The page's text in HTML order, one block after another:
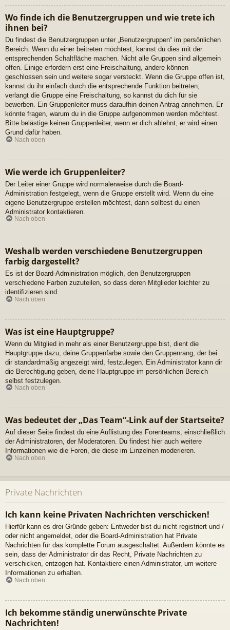
Wo finde ich die Benutzergruppen und wie trete ich
ihnen bei?
Du findest die Benutzergruppen unter „Benutzergruppen“ im persönlichen
Bereich. Wenn du einer beitreten möchtest, kannst du dies mit der
entsprechenden Schaltfläche machen. Nicht alle Gruppen sind allgemein
offen. Einige erfordern erst eine Freischaltung, andere können
geschlossen sein und weitere sogar versteckt. Wenn die Gruppe offen ist,
kannst du ihr einfach durch die entsprechende Funktion beitreten;
verlangt die Gruppe eine Freischaltung, so kannst du dich für sie
bewerben. Ein Gruppenleiter muss daraufhin deinen Antrag annehmen. Er
könnte fragen, warum du in die Gruppe aufgenommen werden möchtest.
Bitte belästige keinen Gruppenleiter, wenn er dich ablehnt, er wird einen
Grund dafür haben.
Nach oben
Wie werde ich Gruppenleiter?
Der Leiter einer Gruppe wird normalerweise durch die Board-
Administration festgelegt, wenn die Gruppe erstellt wird. Wenn du eine
eigene Benutzergruppe erstellen möchtest, dann solltest du einen
Administrator kontaktieren.
Nach oben
Weshalb werden verschiedene Benutzergruppen
farbig dargestellt?
Es ist der Board-Administration möglich, den Benutzergruppen
verschiedene Farben zuzuteilen, so dass deren Mitglieder leichter zu
identifizieren sind.
Nach oben
Was ist eine Hauptgruppe?
Wenn du Mitglied in mehr als einer Benutzergruppe bist, dient die
Hauptgruppe dazu, deine Gruppenfarbe sowie den Gruppenrang, der bei
dir standardmäßig angezeigt wird, festzulegen. Ein Administrator kann dir
die Berechtigung geben, deine Hauptgruppe im persönlichen Bereich
selbst festzulegen.
Nach oben
Was bedeutet der „Das Team“-Link auf der Startseite?
Auf dieser Seite findest du eine Auflistung des Forenteams, einschließlich
der Administratoren, der Moderatoren. Du findest hier auch weitere
Informationen wie die Foren, die diese im Einzelnen moderieren.
Nach oben
Private Nachrichten
Ich kann keine Privaten Nachrichten verschicken!
Hierfür kann es drei Gründe geben: Entweder bist du nicht registriert und /
oder nicht angemeldet, oder die Board-Administration hat Private
Nachrichten für das komplette Forum ausgeschaltet. Außerdem könnte es
sein, dass der Administrator dir das Recht, Private Nachrichten zu
verschicken, entzogen hat. Kontaktiere einen Administrator, um weitere
Informationen zu erhalten.
Nach oben
Ich bekomme ständig unerwünschte Private
Nachrichten!